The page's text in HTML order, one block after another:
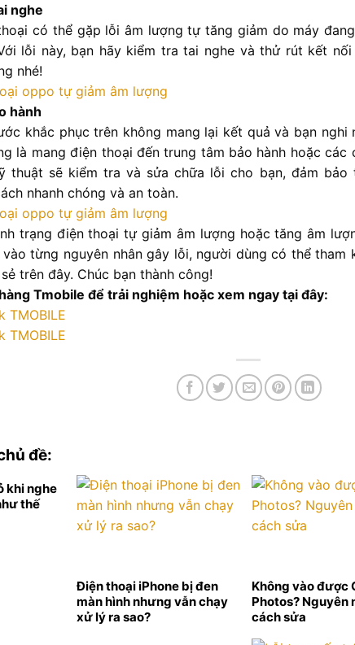
nghe
có thể gặp lỗi âm lượng tự tăng giảm do máy
lỗi này, bạn hãy kiểm tra tai nghe và thử rút kết
nhé!
hành
khắc phục trên không mang lại kết quả và bạn
là mang điện thoại đến trung tâm bảo hành hoặc
thuật sẽ kiểm tra và sửa chữa lỗi cho bạn, đảm
nhanh chóng và an toàn.
trạng điện thoại tự giảm âm lượng hoặc tăng âm
vào từng nguyên nhân gây lỗi, người dùng có thể tham
trên đây. Chúc bạn thành công!
Tmobile để trải nghiệm hoặc xem ngay tại đây:
TMOBILE
TMOBILE
đề:
khi nghe
thế
Điện thoại iPhone bị đen
màn hình nhưng vẫn chạy
xử lý ra sao?
Không vào được
Photos? Nguyên
cách sửa